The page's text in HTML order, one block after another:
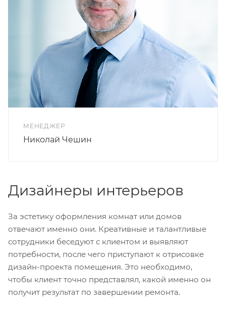
МЕНЕДЖЕР
Николай Чешин
Дизайнеры интерьеров
За эстетику оформления комнат или домов
отвечают именно они. Креативные и талантливые
сотрудники беседуют с клиентом и выявляют
потребности, после чего приступают к отрисовке
дизайн-проекта помещения. Это необходимо,
чтобы клиент точно представлял, какой именно он
получит результат по завершении ремонта.